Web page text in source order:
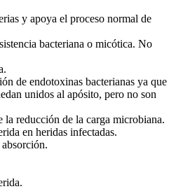
y apoya el proceso normal de
bacteriana o micótica. No
de endotoxinas bacterianas ya que
unidos al apósito, pero no son
la reducción de la carga microbiana.
en heridas infectadas.